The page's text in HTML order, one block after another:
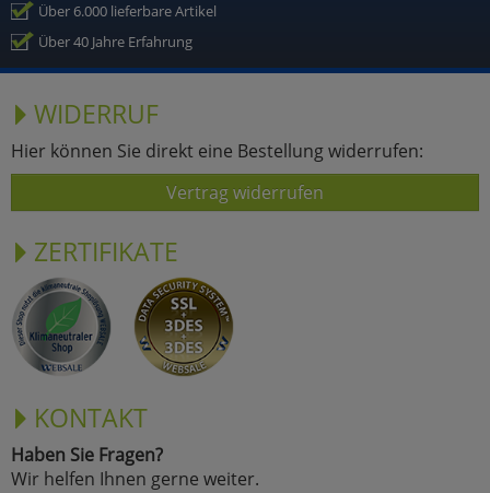
Über 6.000 lieferbare Artikel
Über 40 Jahre Erfahrung
WIDERRUF
Hier können Sie direkt eine Bestellung widerrufen:
Vertrag widerrufen
ZERTIFIKATE
KONTAKT
Haben Sie Fragen?
Wir helfen Ihnen gerne weiter.